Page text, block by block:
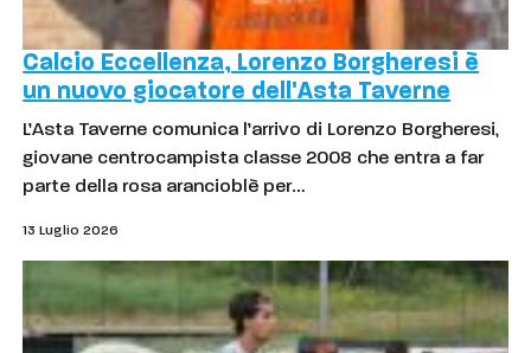
Calcio Eccellenza, Lorenzo Borgheresi è
un nuovo giocatore dell'Asta Taverne
L’Asta Taverne comunica l’arrivo di Lorenzo Borgheresi,
giovane centrocampista classe 2008 che entra a far
parte della rosa arancioblè per…
13 Luglio 2026